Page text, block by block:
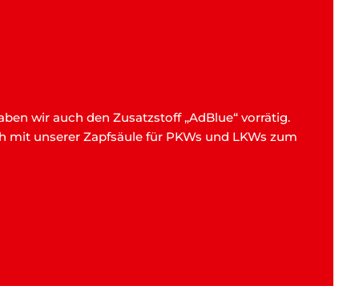
wir auch den Zusatzstoff „AdBlue“ vorrätig.
unserer Zapfsäule für PKWs und LKWs zum